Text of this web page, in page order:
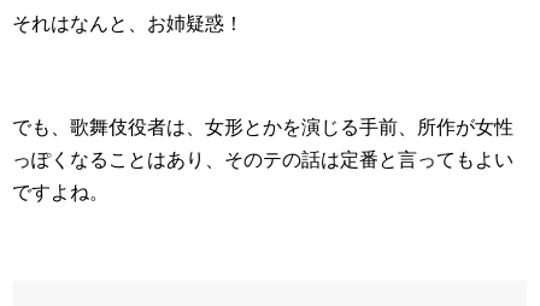
それはなんと、お姉疑惑！
でも、歌舞伎役者は、女形とかを演じる手前、所作が女性
っぽくなることはあり、そのテの話は定番と言ってもよい
ですよね。